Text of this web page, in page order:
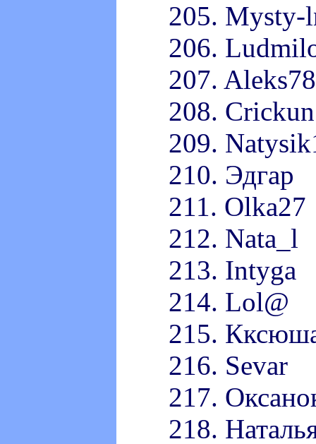
205. Mysty-
206.
207. Aleks78
208. Crickun
209.
210. Эдгар
211. Olka27
212. Nata_l
213. Intyga
214. Lol@
215.
216. Sevar
217.
218.